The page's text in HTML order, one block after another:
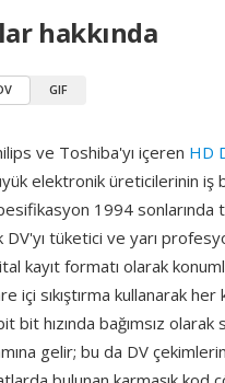
hakkında
GIF
ve Toshiba'yı içeren HD
elektronik üreticilerinin iş
1994 sonlarında
tüketici ve yarı
kayıt formatı olarak
içi sıkıştırma kullanarak
hızında bağımsız olarak
gelir; bu da DV